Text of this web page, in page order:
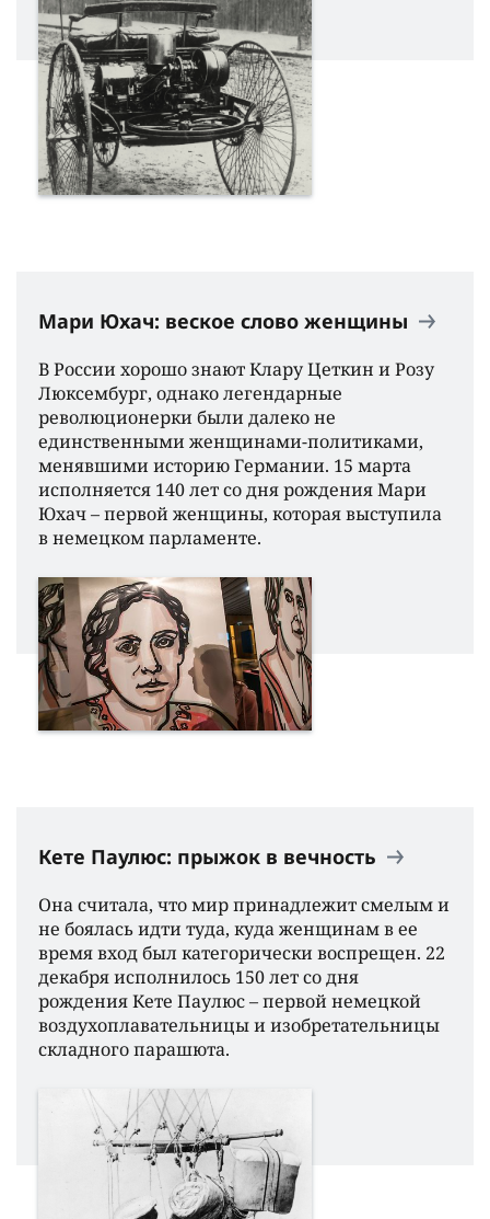
Мари Юхач: веское слово женщины
В России хорошо знают Клару Цеткин и Розу
Люксембург, однако легендарные
революционерки были далеко не
единственными женщинами-политиками,
менявшими историю Германии. 15 марта
исполняется 140 лет со дня рождения Мари
Юхач – первой женщины, которая выступила
в немецком парламенте.
Кете Паулюс: прыжок в вечность
Она считала, что мир принадлежит смелым и
не боялась идти туда, куда женщинам в ее
время вход был категорически воспрещен. 22
декабря исполнилось 150 лет со дня
рождения Кете Паулюс – первой немецкой
воздухоплавательницы и изобретательницы
складного парашюта.